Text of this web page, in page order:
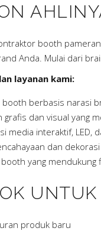
booth
Anda. Mulai dari
layanan kami:
booth berbasis narasi
grafis dan visual yang
media interaktif, LED,
dan
yang mendukung
produk baru